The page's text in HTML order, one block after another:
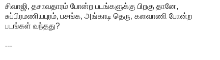
சிவாஜி, தசாவதாரம் போன்ற படங்களுக்கு பிறகு தானே,
சுப்பிரமணியபுரம், பசங்க, அங்காடி தெரு, களவாணி போன்ற
படங்கள் வந்தது?
---